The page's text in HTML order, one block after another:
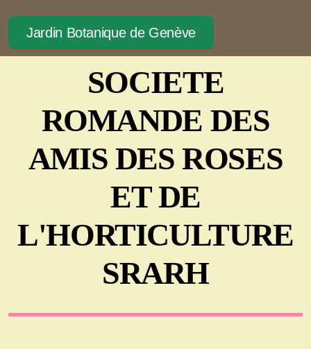
Jardin Botanique de Genève
SOCIETE
ROMANDE DES
AMIS DES ROSES
ET DE
L'HORTICULTURE
SRARH